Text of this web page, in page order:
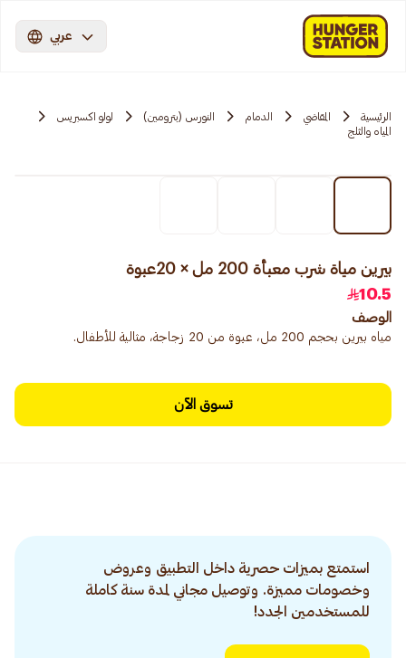
عربي
الرئيسية المقاضي الدمام النورس (بترومين)
لولو اكسبريس
المياه والثلج
بيرين مياة شرب معبأة 200 مل × 20عبوة
10.5
الوصف
مياه بيرين بحجم 200 مل، عبوة من 20 زجاجة، مثالية للأطفال.
تسوق الآن
استمتع بميزات حصرية داخل التطبيق وعروض
وخصومات مميزة. وتوصيل مجاني لمدة سنة كاملة
للمستخدمين الجدد!